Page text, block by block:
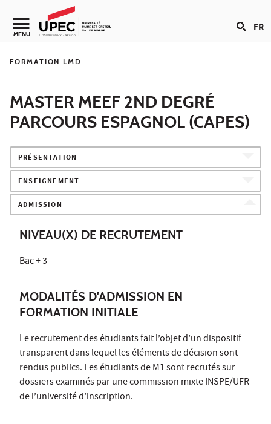
Aller au contenu
Navigation secondaire
MENU FR
FORMATION LMD
MASTER MEEF 2ND DEGRÉ
PARCOURS ESPAGNOL (CAPES)
PRÉSENTATION
ENSEIGNEMENT
ADMISSION
NIVEAU(X) DE RECRUTEMENT
Bac + 3
MODALITÉS D'ADMISSION EN
FORMATION INITIALE
Le recrutement des étudiants fait l’objet d’un dispositif
transparent dans lequel les éléments de décision sont
rendus publics. Les étudiants de M1 sont recrutés sur
dossiers examinés par une commission mixte INSPE/UFR
de l’université d’inscription.